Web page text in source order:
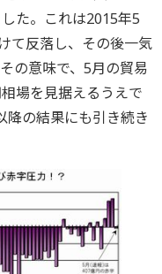
た。これは2015年5
て反落し、その後一気
の意味で、5月の貿易
場を見据えるうえで
降の結果にも引き続き